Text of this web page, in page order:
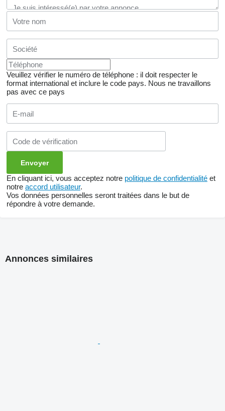
Veuillez vérifier le numéro de téléphone : il doit respecter le
format international et inclure le code pays. Nous ne travaillons
pas avec ce pays
En cliquant ici, vous acceptez notre politique de confidentialité et
notre accord utilisateur.
Vos données personnelles seront traitées dans le but de
répondre à votre demande.
Annonces similaires